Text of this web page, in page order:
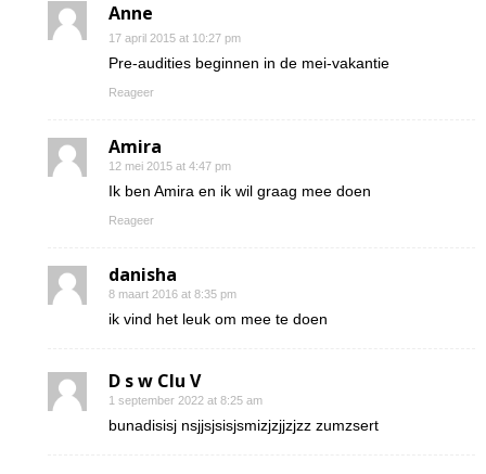
Anne
17 april 2015 at 10:27 pm
Pre-audities beginnen in de mei-vakantie
Reageer
Amira
12 mei 2015 at 4:47 pm
Ik ben Amira en ik wil graag mee doen
Reageer
danisha
8 maart 2016 at 8:35 pm
ik vind het leuk om mee te doen
D s w Clu V
1 september 2022 at 8:25 am
bunadisisj nsjjsjsisjsmizjzjjzjzz zumzsert